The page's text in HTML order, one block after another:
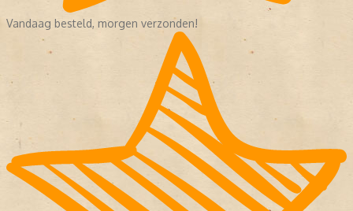
Vandaag besteld, morgen verzonden!